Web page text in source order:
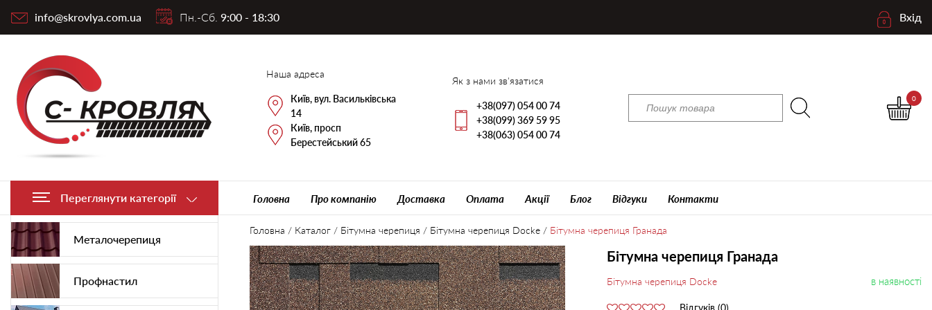
info@skrovlya.com.ua Пн.-Сб. 9:00 - 18:30 Вхід
Наша адреса
Київ, вул. Васильківська
14
Київ, просп
Берестейський 65
Як з нами зв'язатися
+38(097) 054 00 74
+38(099) 369 59 95
+38(063) 054 00 74
0
Переглянути категорії Головна Про компанію Доставка Оплата Акції Блог Відгуки Контакти
Металочерепиця
Профнастил
Головна / Каталог / Бітумна черепиця / Бітумна черепиця Docke / Бітумна черепиця Гранада
Бітумна черепиця Гранада
Бітумна черепиця Docke в наявності
Відгуків (0)